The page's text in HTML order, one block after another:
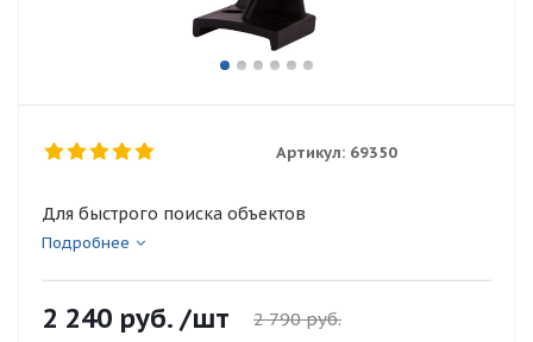
Артикул: 69350
Для быстрого поиска объектов
Подробнее
2 240 руб. /шт 2 790руб.